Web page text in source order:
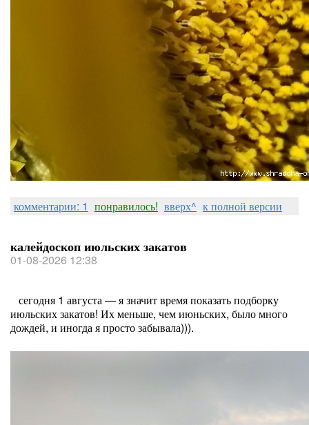
комментарии: 1 понравилось! вверх^ к полной версии
калейдоскоп июльских закатов
01-08-2026 12:38
сегодня 1 августа — я значит время показать подборку
июльских закатов! Их меньше, чем июньских, было много
дождей, и иногда я просто забывала))).